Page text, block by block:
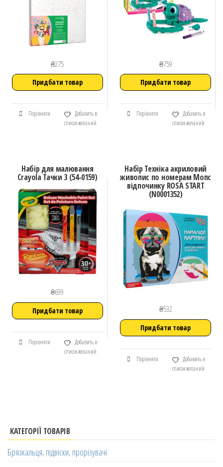
₴275
Придбати товар
Порівняти
Добавить в
список желаний
₴759
Придбати товар
Порівняти
Добавить в
список желаний
Набір для малювання
Crayola Тачки 3 (54-0159)
₴699
Придбати товар
Порівняти
Добавить в
список желаний
Набір Техніка акриловий
живопис по номерам Мопс
відпочинку ROSA START
(N0001352)
₴532
Придбати товар
Порівняти
Добавить в
список желаний
КАТЕГОРІЇ ТОВАРІВ
Брязкальця, підвіски, прорізувачі